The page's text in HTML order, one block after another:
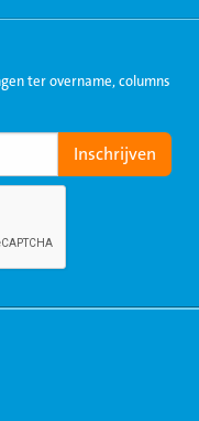
ter overname, columns